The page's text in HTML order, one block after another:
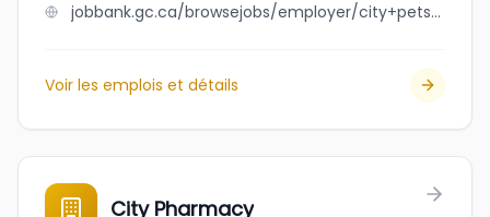
jobbank.gc.ca/browsejobs/employer/city+pets+animal+clinic/ca
Voir les emplois et détails
City Pharmacy